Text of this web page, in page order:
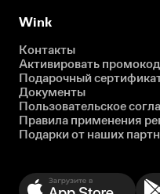
Wink
Контакты
Активировать промокод
Подарочный
Документы
Пользовательское
Правила применения
Подарки от наших